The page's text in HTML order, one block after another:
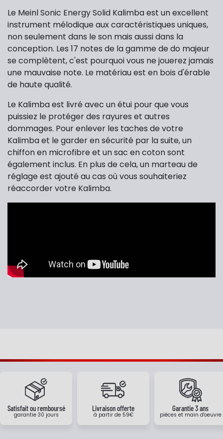
Le Meinl Sonic Energy Solid Kalimba est un excellent
instrument mélodique aux caractéristiques uniques,
non seulement dans le son mais aussi dans la
conception. Les 17 notes de la gamme de do majeur
se complètent, c'est pourquoi vous ne jouerez jamais
une mauvaise note. Le matériau est en bois d'érable
de haute qualité.
Le Kalimba est livré avec un étui pour que vous
puissiez le protéger des rayures et autres
dommages. Pour enlever les taches de votre
Kalimba et le garder en sécurité par la suite, un
chiffon en microfibre et un sac en coton sont
également inclus. En plus de cela, un marteau de
réglage est ajouté au cas où vous souhaiteriez
réaccorder votre Kalimba.
Satisfait ou remboursé
garantie 30 jours
Livraison offerte
à partir de 59€
Garantie 3 ans
pièces et main d'oeuvre